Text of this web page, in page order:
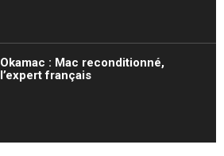
Okamac : Mac reconditionné,
l’expert français